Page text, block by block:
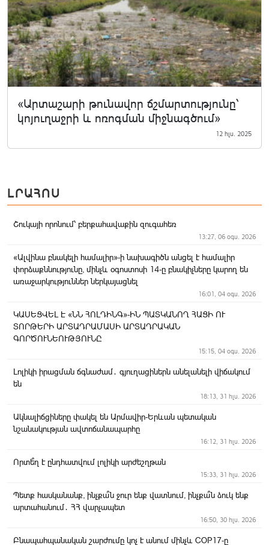
«Արտաշարի թունավոր ճշմարտությունը՝
կոյուղաջրի և ոռոգման միջնագծում»
12 հլս. 2025
ԼՐԱՀՈՍ
Շուկայի որոնում՝ բերքահավաքին զուգահեռ
13:27, 06 օգս. 2026
«Ալվինա բնակելի համալիր»-ի նախագիծն անցել է համալիր
փորձաքննությունը, մինչև օգոստոսի 14-ը բնակիչները կարող են
առաջարկություններ ներկայացնել
16:01, 04 օգս. 2026
ԿԱՍԵՑՎԵԼ Է «ՆՆ ՀՈԼԴԻՆԳ»-ԻՆ ՊԱՏԿԱՆՈՂ ՀԱՑԻ ՈՒ
ՏՈՐԹԵՐԻ ԱՐՏԱԴՐԱՄԱՍԻ ԱՐՏԱԴՐԱԿԱՆ
ԳՈՐԾՈՒՆԵՈՒԹՅՈՒՆԸ
15:15, 04 օգս. 2026
Լոլիկի իրացման ճգնաժամ․ գյուղացիներն անելանելի վիճակում
են
18:13, 31 հլս. 2026
Ակնալիճցիները փակել են Արմավիր-Երևան պետական
նշանակության ավտոճանապարհը
16:12, 31 հլս. 2026
Որտե՞ղ է ընդհատվում լոլիկի արժեշղթան
15:33, 31 հլս. 2026
Պետք հասկանանք, ինչքա՞ն ջուր ենք վատնում, ինչքա՞ն ձուկ ենք
արտահանում․ ՀՀ վարչապետ
16:50, 30 հլս. 2026
Բնապահպանական շարժումը կոչ է անում մինչև COP17-ը